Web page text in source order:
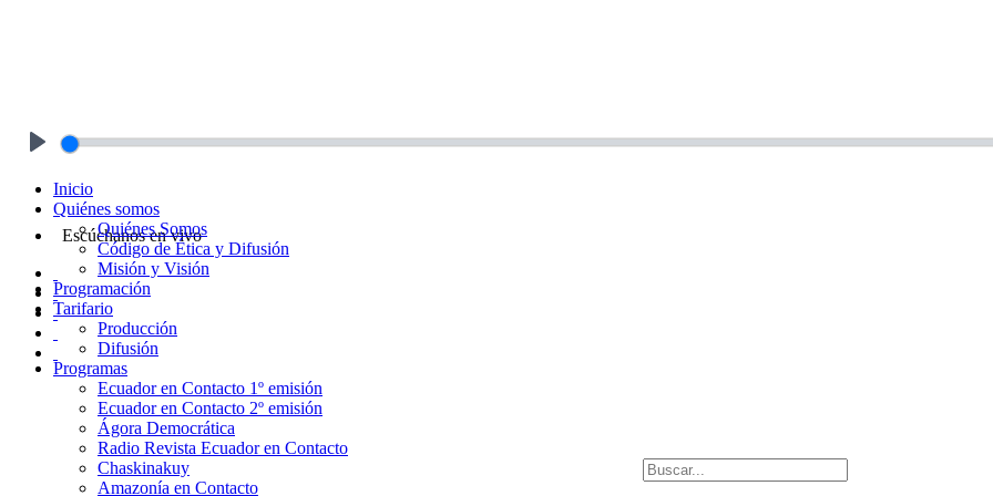
Escúchanos en vivo
Inicio
Quiénes somos
Quiénes Somos
Código de Ética y Difusión
Misión y Visión
Programación
Tarifario
Producción
Difusión
Programas
Ecuador en Contacto 1º emisión
Ecuador en Contacto 2º emisión
Ágora Democrática
Radio Revista Ecuador en Contacto
Chaskinakuy
Amazonía en Contacto